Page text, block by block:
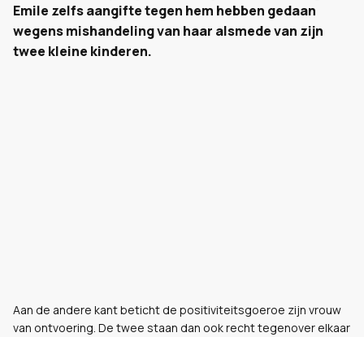
Emile zelfs aangifte tegen hem hebben gedaan
wegens mishandeling van haar alsmede van zijn
twee kleine kinderen.
Aan de andere kant beticht de positiviteitsgoeroe zijn vrouw
van ontvoering. De twee staan dan ook recht tegenover elkaar